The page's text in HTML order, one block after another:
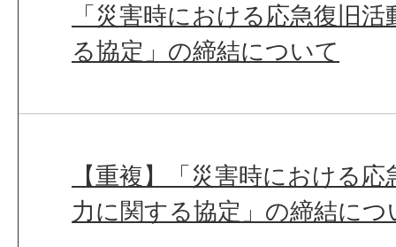
「災害時における応急復旧
る協定」の締結について
【重複】「災害時における
力に関する協定」の締結につ